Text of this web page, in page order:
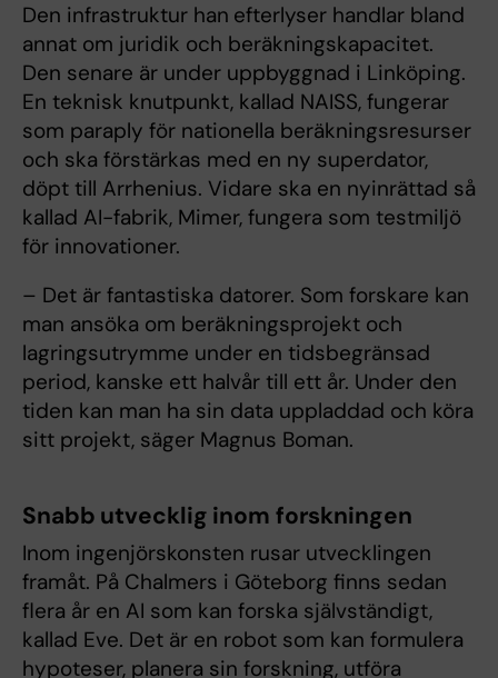
Den infrastruktur han efterlyser handlar bland
annat om juridik och beräknings­kapacitet.
Den senare är under uppbyggnad i Linköping.
En teknisk knutpunkt, kallad NAISS, fungerar
som paraply för nationella beräkningsresurser
och ska förstärkas med en ny superdator,
döpt till Arrhenius. Vidare ska en nyinrättad så
kallad AI-fabrik, Mimer, fungera som testmiljö
för innovationer.
– Det är fantastiska datorer. Som forskare kan
man ansöka om beräkningsprojekt och
lagringsutrymme under en tidsbegränsad
period, kanske ett halvår till ett år. Under den
tiden kan man ha sin data uppladdad och köra
sitt projekt, säger Magnus Boman.
Snabb utvecklig inom forskningen
Inom ingenjörskonsten rusar utvecklingen
framåt. På Chalmers i Göteborg finns sedan
flera år en AI som kan forska självständigt,
kallad Eve. Det är en robot som kan formulera
hypoteser, planera sin forskning, utföra